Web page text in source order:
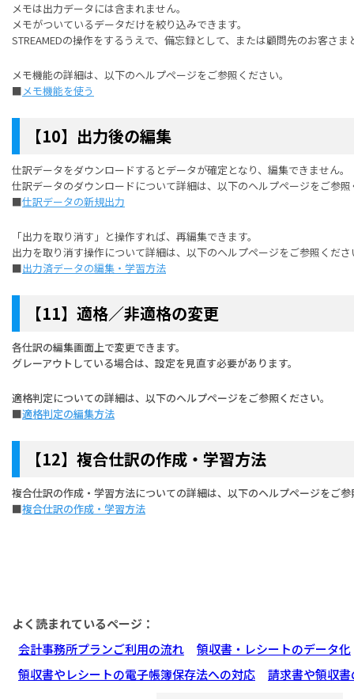
メモは出力データには含まれません。
メモがついているデータだけを絞り込みできます。
STREAMEDの操作をするうえで、備忘録として、または顧問先のお客さ
メモ機能の詳細は、以下のヘルプページをご参照ください。
■メモ機能を使う
【10】出力後の編集
仕訳データをダウンロードする とデータが確定となり、編集できません。
仕訳データのダウンロードについて詳細は、以下のヘルプページをご参
■仕訳データの新規出力
「出力を取り消す」と操作すれば、再編集できます。
出力を取り消す操作について詳細は、以下のヘルプページをご参照くださ
■出力済データの編集・学習方法
【11】適格／非適格の変更
各仕訳の編集画面上で変更できます。
グレーアウトしている場合は、設定を見直す必要があります。
適格判定についての詳細は、以下のヘルプページをご参照ください。
■適格判定の編集方法
【12】複合仕訳の作成・学習方法
複合仕訳の作成・学習方法についての詳細は、以下のヘルプページをご
■複合仕訳の作成・学習方法
よく読まれているページ：
会計事務所プランご利用の流れ
領収書・レシートのデータ化
領収書やレシートの電子帳簿保存法への対応
請求書や領収